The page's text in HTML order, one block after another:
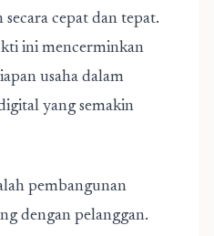
cepat dan tepat.
ini mencerminkan
usaha dalam
yang semakin
pembangunan
dengan pelanggan.